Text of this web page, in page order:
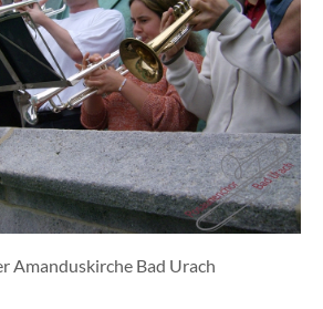
Amanduskirche Bad Urach